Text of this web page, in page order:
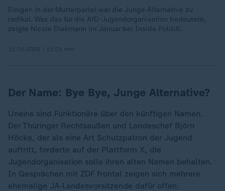
Einigen in der Mutterpartei war die Junge Alternative zu
radikal. Was das für die AfD-Jugendorganisation bedeutete,
zeigte Nicole Diekmann im Januar bei Inside PolitiX.
Der Name: Bye Bye, Junge Alternative?
Uneins sind Funktionäre über den künftigen Namen.
Der Thüringer Rechtsaußen und Landeschef Björn
Höcke, der als eine Art Schutzpatron der Jugend
auftritt, forderte auf der Plattform X, die
Jugendorganisation solle ihren alten Namen behalten.
In Gesprächen mit ZDF frontal zeigen sich mehrere
ehemalige JA-Landesvorsitzende dafür offen.